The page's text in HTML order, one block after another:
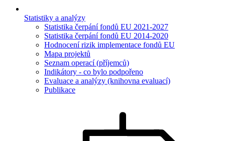
Statistiky a analýzy
Statistika čerpání fondů EU 2021-2027
Statistika čerpání fondů EU 2014-2020
Hodnocení rizik implementace fondů EU
Mapa projektů
Seznam operací (příjemců)
Indikátory - co bylo podpořeno
Evaluace a analýzy (knihovna evaluací)
Publikace